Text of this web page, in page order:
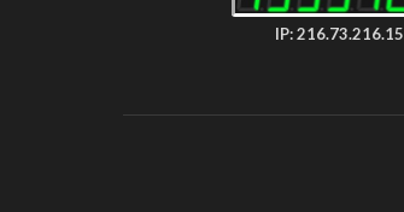
IP: 216.73.216.15